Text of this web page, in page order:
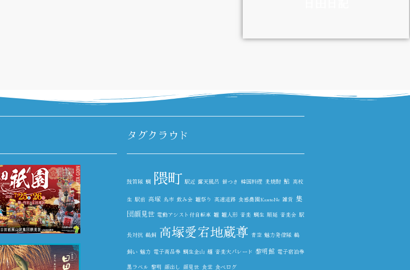
DIARY
タグクラウド
鼓笛隊 鯛 隈町 駅近 露天風呂 餅つき 韓国料理 麦焼酎 鮎 高校
生 駅前 高塚 鳥市 飲み会 雛祭り 高速道路 食感農園KazetoNe 雑貨 集
団顔見世 電動アシスト付自転車 雛 雛人形 音楽 鯛生 順延 音楽会 駅
長対抗 鵜飼 高塚愛宕地蔵尊 青空 魅力発信隊 鵜
飼い 魅力 電子商品券 鯛生金山 麺 音楽大パレード 黎明館 電子宿泊券
黒ラベル 黎明 顔出し 顔見世 食堂 食べログ